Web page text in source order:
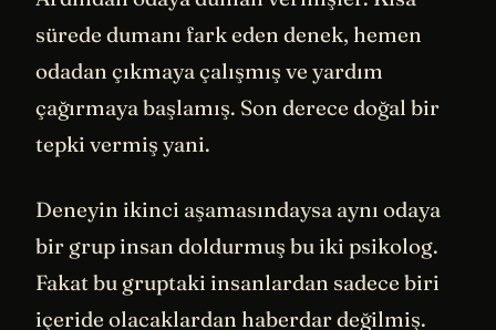
sürede dumanı fark eden denek, hemen
odadan çıkmaya çalışmış ve yardım
çağırmaya başlamış. Son derece doğal bir
tepki vermiş yani.
Deneyin ikinci aşamasındaysa aynı odaya
bir grup insan doldurmuş bu iki psikolog.
Fakat bu gruptaki insanlardan sadece biri
içeride olacaklardan haberdar değilmiş.